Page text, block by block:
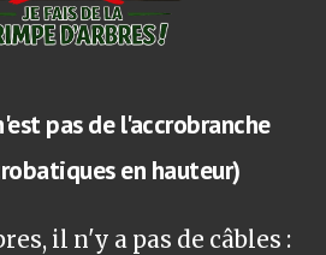
pas de l'accrobranche
en hauteur)
il n'y a pas de câbles :